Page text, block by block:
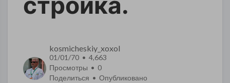
kosmicheskiy_xoxol
01/01/70 • 4,663
Просмотры • 0
Поделиться • Опубликовано